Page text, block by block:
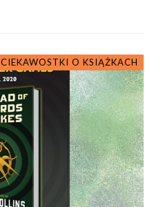
CIEKAWOSTKI O KSIĄŻKACH